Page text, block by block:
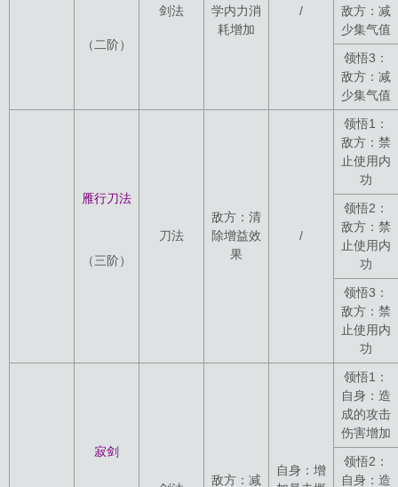
（二阶）
剑法
学内力消
耗增加
/
敌方：减
少集气值
领悟3：
敌方：减
少集气值
雁行刀法
（三阶）
刀法
敌方：清
除增益效
果
/
领悟1：
敌方：禁
止使用内
功
领悟2：
敌方：禁
止使用内
功
领悟3：
敌方：禁
止使用内
功
寂剑
敌方：减
自身：增
领悟1：
自身：造
成的攻击
伤害增加
领悟2：
自身：造